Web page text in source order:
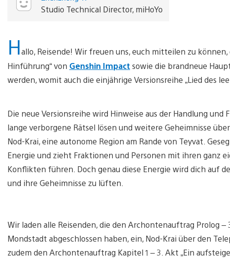
Studio Technical Director, miHoYo
Hallo, Reisende! Wir freuen uns, euch mitteilen zu können,
Hinführung“ von Genshin Impact sowie die brandneue
werden, womit auch die einjährige Versionsreihe „Lied des
Die neue Versionsreihe wird Hinweise aus der Handlung
lange verborgene Rätsel lösen und weitere Geheimnisse
Nod-Krai, eine autonome Region am Rande von Teyvat.
Energie und zieht Fraktionen und Personen mit ihren ganz
Konflikten führen. Doch genau diese Energie wird dich auf
und ihre Geheimnisse zu lüften.
Wir laden alle Reisenden, die den Archontenauftrag Prolog –
Mondstadt abgeschlossen haben, ein, Nod-Krai über den
zudem den Archontenauftrag Kapitel 1 – 3. Akt „Ein